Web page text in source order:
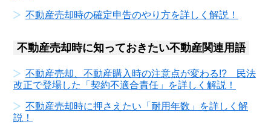
不動産売却時の確定申告のやり方を詳しく解説！
不動産売却時に知っておきたい不動産関連用語
不動産売却、不動産購入時の注意点が変わる!? 民法
改正で登場した「契約不適合責任」を詳しく解説！
不動産売却時に押さえたい「耐用年数」を詳しく解
説！